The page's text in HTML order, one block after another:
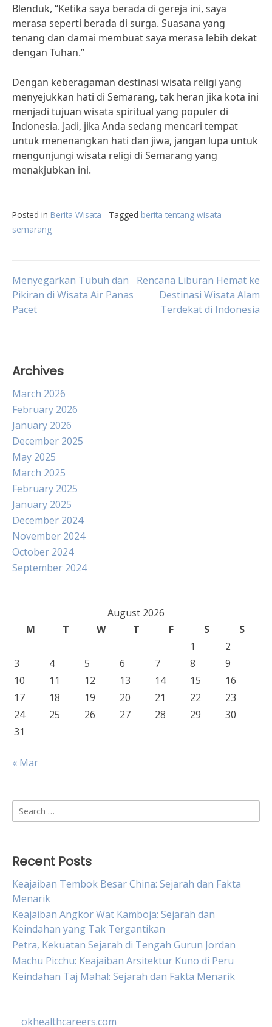
Blenduk, “Ketika saya berada di gereja ini, saya
merasa seperti berada di surga. Suasana yang
tenang dan damai membuat saya merasa lebih dekat
dengan Tuhan.”
Dengan keberagaman destinasi wisata religi yang
menyejukkan hati di Semarang, tak heran jika kota ini
menjadi tujuan wisata spiritual yang populer di
Indonesia. Jadi, jika Anda sedang mencari tempat
untuk menenangkan hati dan jiwa, jangan lupa untuk
mengunjungi wisata religi di Semarang yang
menakjubkan ini.
Posted in Berita Wisata Tagged berita tentang wisata
semarang
Post
navigation
Menyegarkan Tubuh dan
Pikiran di Wisata Air Panas
Pacet
Rencana Liburan Hemat ke
Destinasi Wisata Alam
Terdekat di Indonesia
Archives
March 2026
February 2026
January 2026
December 2025
May 2025
March 2025
February 2025
January 2025
December 2024
November 2024
October 2024
September 2024
August 2026
M
T W T F S
S
1
2
3
4 5 6 7 8
9
10
11 12 13 14 15
16
17
18 19 20 21 22
23
24
25 26 27 28 29
30
31
« Mar
Search
for:
Recent Posts
Keajaiban Tembok Besar China: Sejarah dan Fakta
Menarik
Keajaiban Angkor Wat Kamboja: Sejarah dan
Keindahan yang Tak Tergantikan
Petra, Kekuatan Sejarah di Tengah Gurun Jordan
Machu Picchu: Keajaiban Arsitektur Kuno di Peru
Keindahan Taj Mahal: Sejarah dan Fakta Menarik
okhealthcareers.com